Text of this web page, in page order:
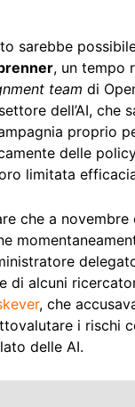
sarebbe
, un tempo
team di
dell’AI, che
proprio
delle
limitata
che a novembre
di alcuni
, che
i rischi
delle AI.